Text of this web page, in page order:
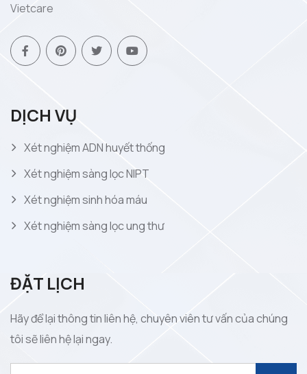
Vietcare
DỊCH VỤ
Xét nghiệm ADN huyết thống
Xét nghiệm sàng lọc NIPT
Xét nghiệm sinh hóa máu
Xét nghiệm sàng lọc ung thư
ĐẶT LỊCH
Hãy để lại thông tin liên hệ, chuyên viên tư vấn của chúng
tôi sẽ liên hệ lại ngay.